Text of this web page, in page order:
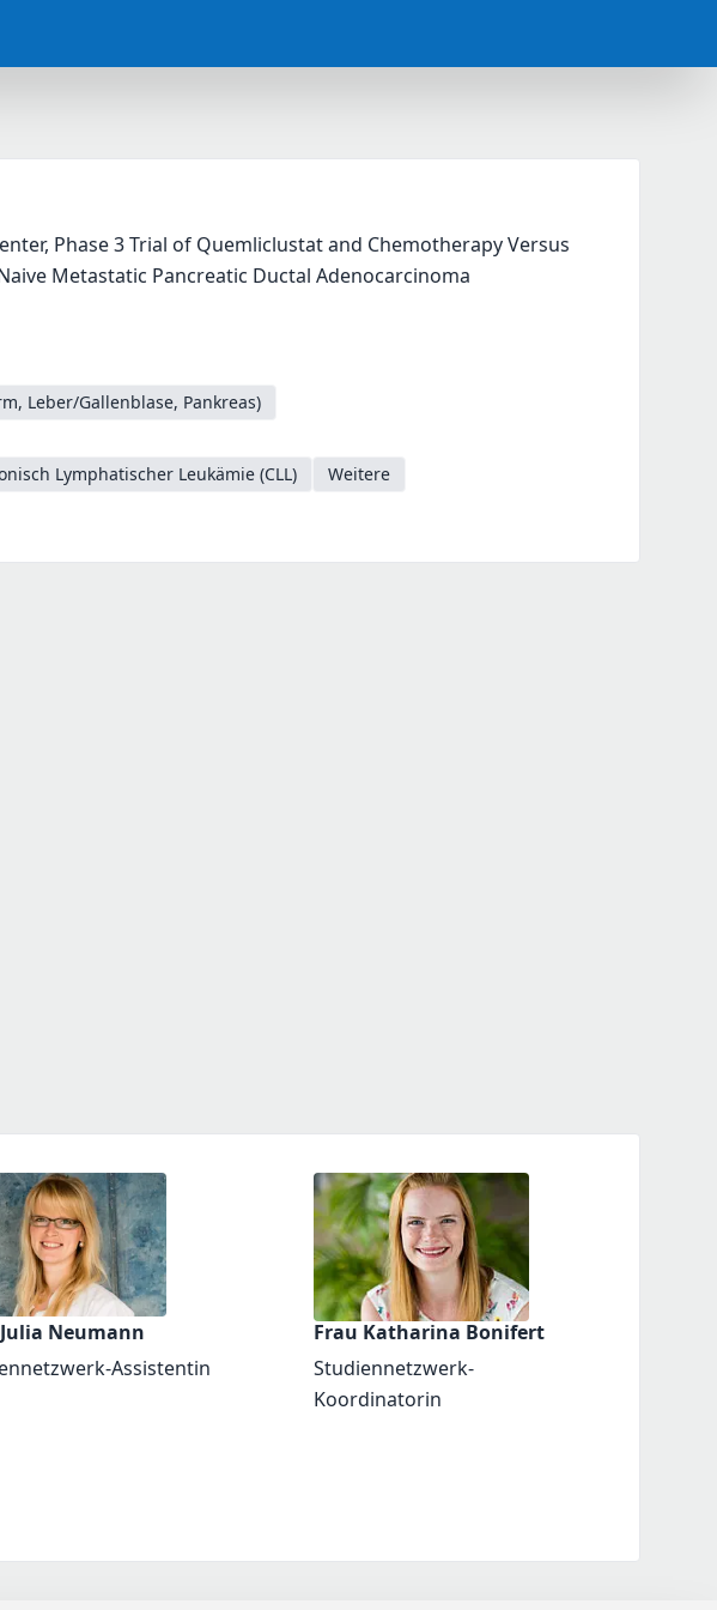
Phase 3 Trial of Quemliclustat and Chemotherapy Versus
Metastatic Pancreatic Ductal Adenocarcinoma
Leber/Gallenblase, Pankreas)
Lymphatischer Leukämie (CLL)
Weitere
Neumann
Assistentin
Frau Katharina Bonifert
Studiennetzwerk-
Koordinatorin